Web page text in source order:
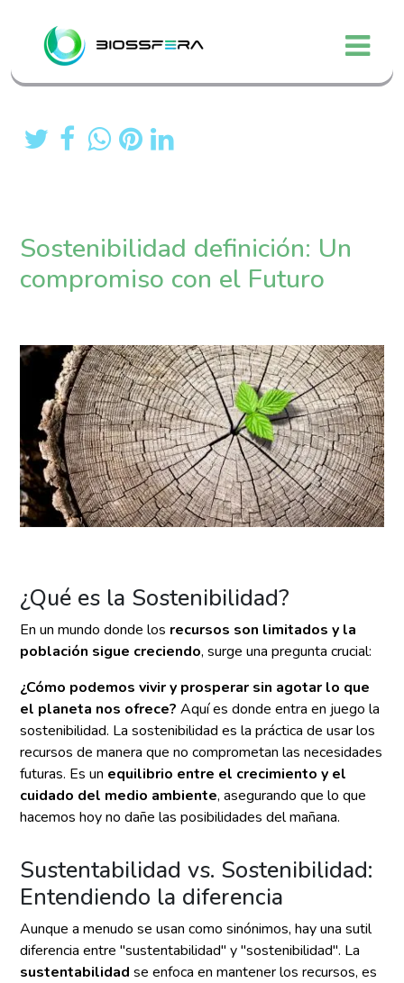
Sostenibilidad definición: Un
compromiso con el Futuro
¿Qué es la Sostenibilidad?
En un mundo donde los recursos son limitados y la
población sigue creciendo, surge una pregunta crucial:
¿Cómo podemos vivir y prosperar sin agotar lo que
el planeta nos ofrece? Aquí es donde entra en juego la
sostenibilidad. La sostenibilidad es la práctica de usar los
recursos de manera que no comprometan las necesidades
futuras. Es un equilibrio entre el crecimiento y el
cuidado del medio ambiente, asegurando que lo que
hacemos hoy no dañe las posibilidades del mañana.
Sustentabilidad vs. Sostenibilidad:
Entendiendo la diferencia
Aunque a menudo se usan como sinónimos, hay una sutil
diferencia entre "sustentabilidad" y "sostenibilidad". La
sustentabilidad se enfoca en mantener los recursos, es